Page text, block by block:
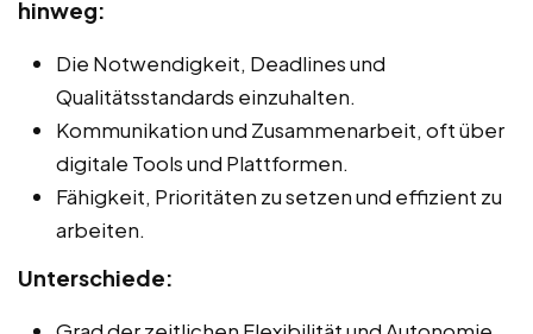
hinweg:
Die Notwendigkeit, Deadlines und
Qualitätsstandards einzuhalten.
Kommunikation und Zusammenarbeit, oft über
digitale Tools und Plattformen.
Fähigkeit, Prioritäten zu setzen und effizient zu
arbeiten.
Unterschiede: